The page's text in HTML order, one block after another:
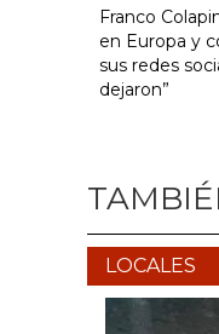
Franco
en Europa y
sus redes
dejaron”
LOCALES